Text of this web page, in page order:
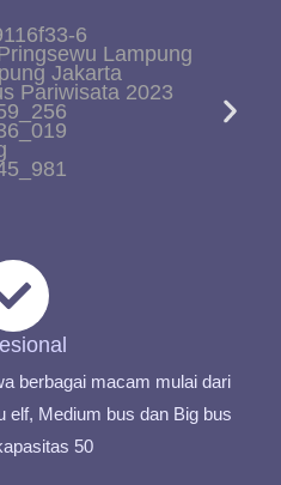
berbagai macam mulai dari
elf, Medium bus dan Big bus
50